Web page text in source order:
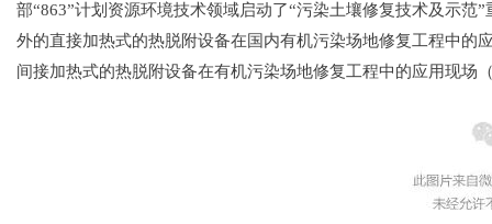
部“863”计划 资源环境技术领域启动了“污染土壤修复技术及示范”
外的直接加热式的热脱附设备在国内有机污染场地修复工程中的
间接加热式的热脱附设备在有机污染场地修复工程中的应用现场